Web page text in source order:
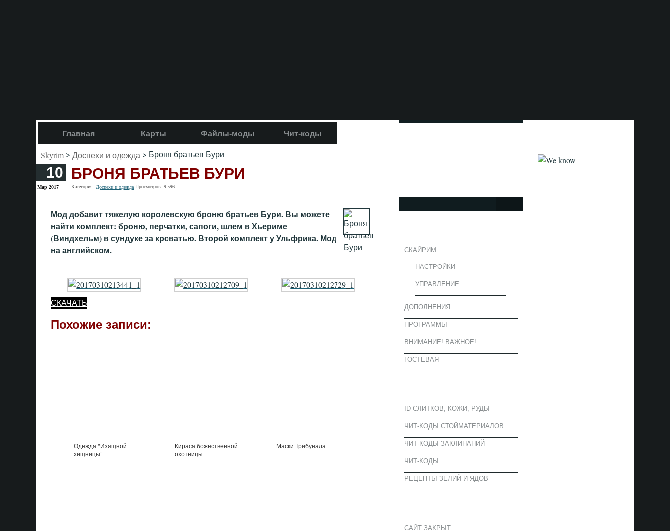
Главная Карты Файлы-моды Чит-коды
Skyrim > Доспехи и одежда > Броня братьев Бури
10
Мар 2017
БРОНЯ БРАТЬЕВ БУРИ
Категория: Доспехи и одежда Просмотров: 9 596
Мод добавит тяжелую королевскую броню братьев Бури. Вы можете
найти комплект: броню, перчатки, сапоги, шлем в Хьериме
(Виндхельм) в сундуке за кроватью. Второй комплект у Ульфрика. Мод
на английском.
СКАЧАТЬ
Похожие записи:
Одежда "Изящной
хищницы"
Кираса божественной
охотницы
Маски Трибунала
СКАЙРИМ
НАСТРОЙКИ
УПРАВЛЕНИЕ
ДОПОЛНЕНИЯ
ПРОГРАММЫ
ВНИМАНИЕ! ВАЖНОЕ!
ГОСТЕВАЯ
ID СЛИТКОВ, КОЖИ, РУДЫ
ЧИТ-КОДЫ СТОЙМАТЕРИАЛОВ
ЧИТ-КОДЫ ЗАКЛИНАНИЙ
ЧИТ-КОДЫ
РЕЦЕПТЫ ЗЕЛИЙ И ЯДОВ
САЙТ ЗАКРЫТ